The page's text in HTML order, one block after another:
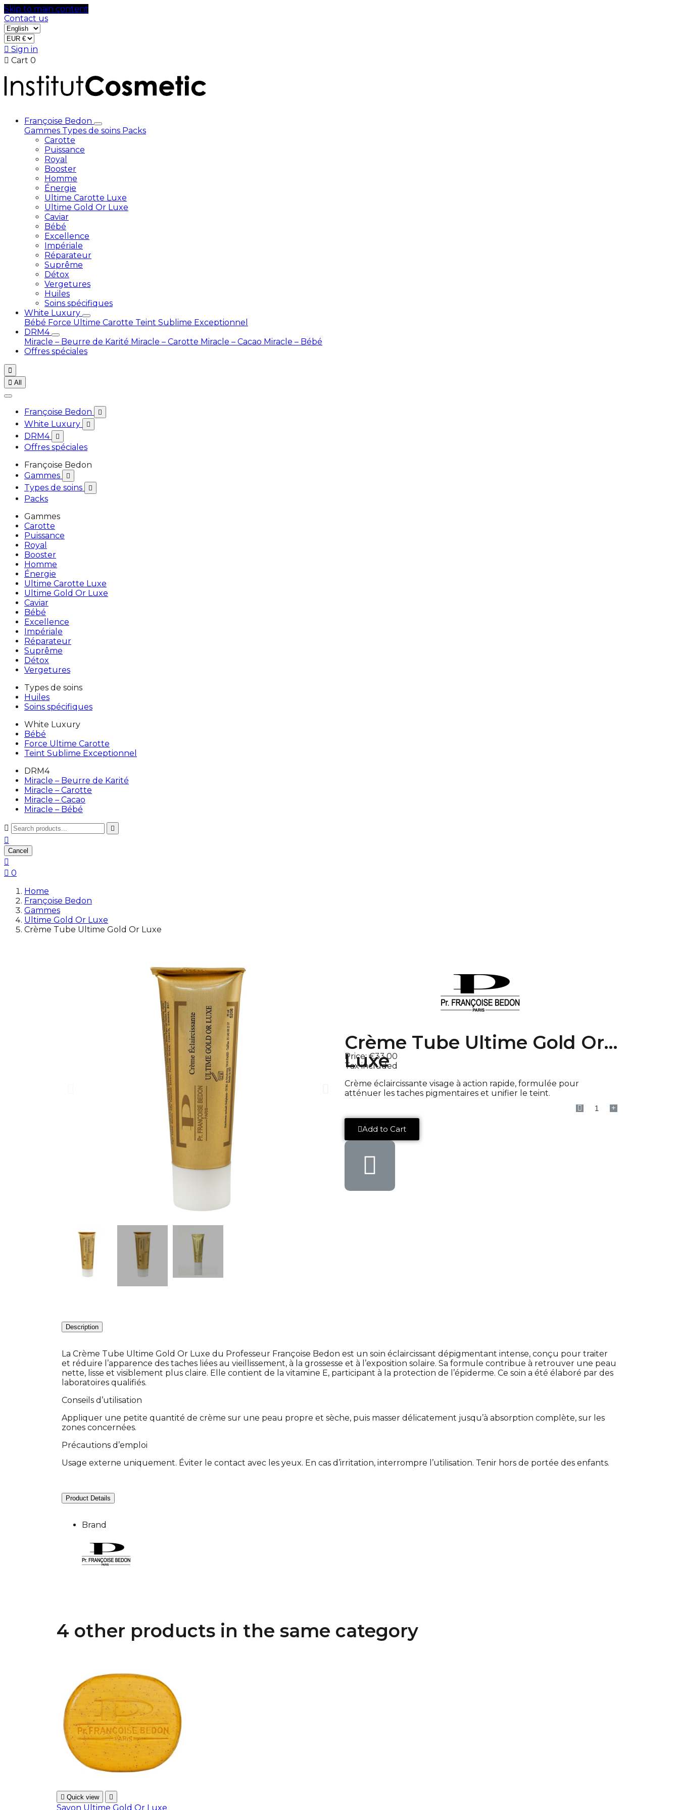
Skip to main content
Contact us
 Sign in
 Cart 0
Françoise Bedon
Gammes Types de soins Packs
Carotte
Puissance
Royal
Booster
Homme
Énergie
Ultime Carotte Luxe
Ultime Gold Or Luxe
Caviar
Bébé
Excellence
Impériale
Réparateur
Suprême
Détox
Vergetures
Huiles
Soins spécifiques
White Luxury
Bébé Force Ultime Carotte Teint Sublime Exceptionnel
DRM4
Miracle – Beurre de Karité Miracle – Carotte Miracle – Cacao Miracle – Bébé
Offres spéciales

 All
Françoise Bedon 
White Luxury 
DRM4 
Offres spéciales
Françoise Bedon
Gammes

Types de soins 
Packs
Gammes
Carotte
Puissance
Royal
Booster
Homme
Énergie
Ultime Carotte Luxe
Ultime Gold Or Luxe
Caviar
Bébé
Excellence
Impériale
Réparateur
Suprême
Détox
Vergetures
Types de soins
Huiles
Soins spécifiques
White Luxury
Bébé
Force Ultime Carotte
Teint Sublime Exceptionnel
DRM4
Miracle – Beurre de Karité
Miracle – Carotte
Miracle – Cacao
Miracle – Bébé



Cancel

 0
Home
Françoise Bedon
Gammes
Ultime Gold Or Luxe
Crème Tube Ultime Gold Or Luxe
Crème Tube Ultime Gold Or
Luxe
Price: €33.00
Tax included
Crème éclaircissante visage à action rapide, formulée pour
atténuer les taches pigmentaires et unifier le teint.
Add to Cart
Description
La Crème Tube Ultime Gold Or Luxe du Professeur Françoise Bedon est un soin éclaircissant dépigmentant intense, conçu pour traiter
et réduire l’apparence des taches liées au vieillissement, à la grossesse et à l’exposition solaire. Sa formule contribue à retrouver une peau
nette, lisse et visiblement plus claire. Elle contient de la vitamine E, participant à la protection de l’épiderme. Ce soin a été élaboré par des
laboratoires qualifiés.
Conseils d’utilisation
Appliquer une petite quantité de crème sur une peau propre et sèche, puis masser délicatement jusqu’à absorption complète, sur les
zones concernées.
Précautions d’emploi
Usage externe uniquement. Éviter le contact avec les yeux. En cas d’irritation, interrompre l’utilisation. Tenir hors de portée des enfants.
Product Details
Brand
4 other products in the same category
 Quick view 
Savon Ultime Gold Or Luxe